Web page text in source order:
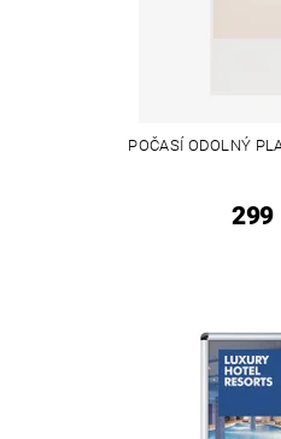
POČASÍ ODOLNÝ
299